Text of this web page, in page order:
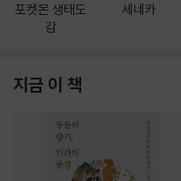
포켓몬 생태도
감
세네카
지금 이 책